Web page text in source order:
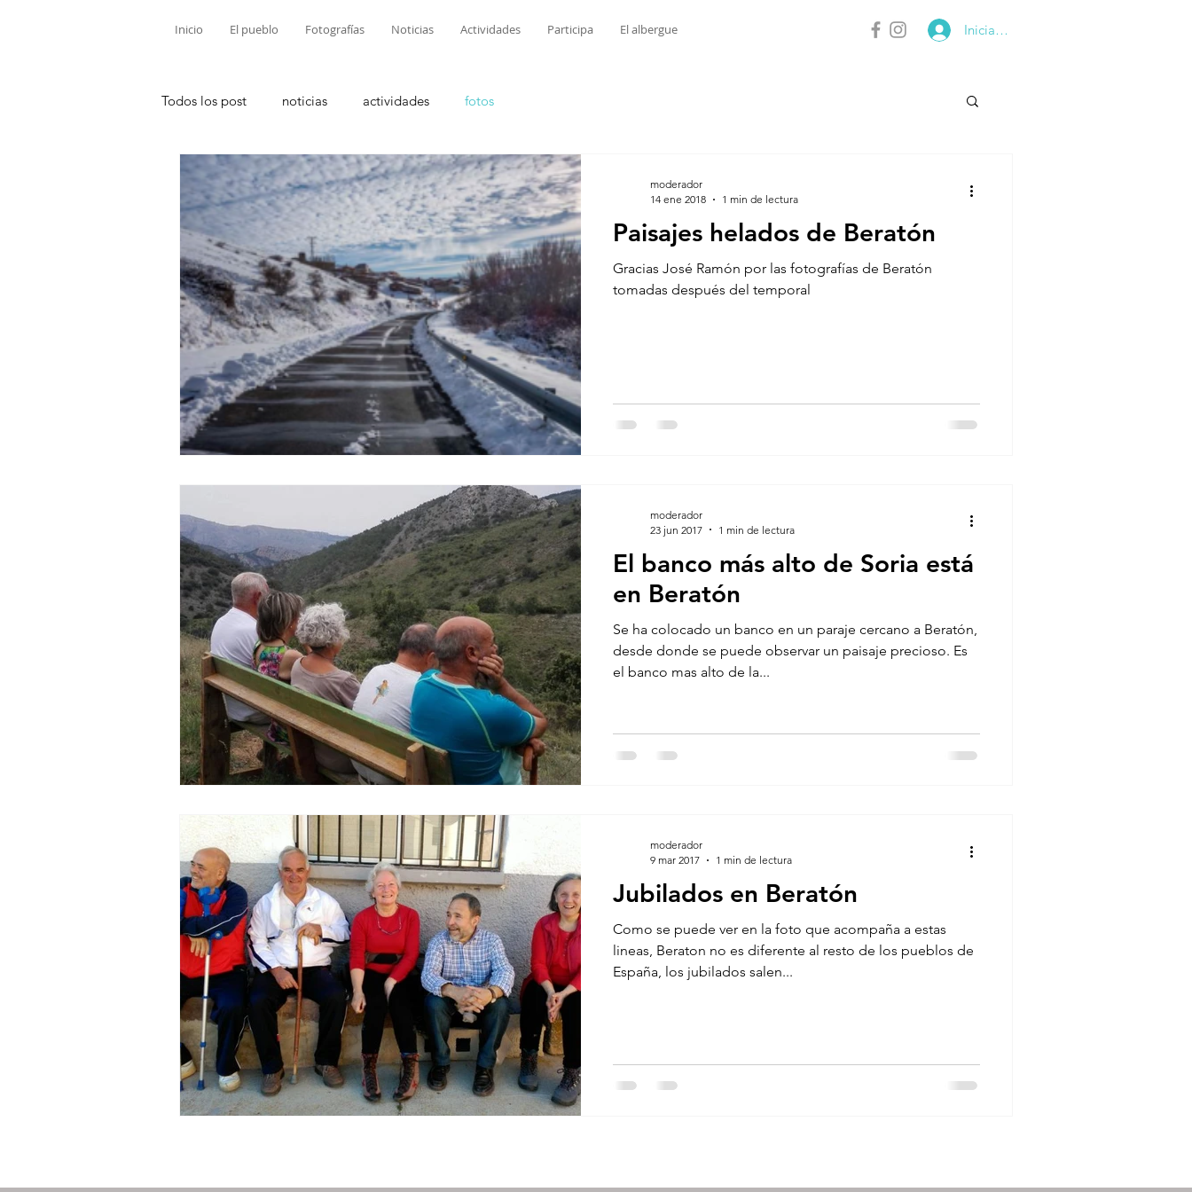
Inicio El pueblo Fotografías Noticias Actividades Participa El albergue Iniciar sesión
Todos los post noticias actividades fotos
Paisajes helados de Beratón
Gracias José Ramón por las fotografías de Beratón
tomadas después del temporal
moderador
14 ene 2018
1 min de lectura
El banco más alto de Soria está
en Beratón
Se ha colocado un banco en un paraje cercano a Beratón,
desde donde se puede observar un paisaje precioso. Es
el banco mas alto de la...
moderador
23 jun 2017
1 min de lectura
Jubilados en Beratón
Como se puede ver en la foto que acompaña a estas
lineas, Beraton no es diferente al resto de los pueblos de
España, los jubilados salen...
moderador
9 mar 2017
1 min de lectura